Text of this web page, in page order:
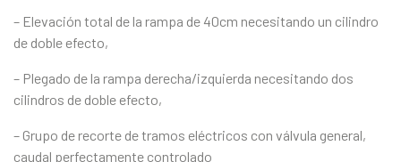
– Elevación total de la rampa de 40cm necesitando un cilindro
de doble efecto,
– Plegado de la rampa derecha/izquierda necesitando dos
cilindros de doble efecto,
– Grupo de recorte de tramos eléctricos con válvula general,
caudal perfectamente controlado